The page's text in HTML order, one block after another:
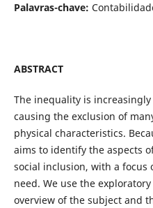
Palavras-chave:
ABSTRACT
The inequality is
causing the exclusion of
physical characteristics.
aims to identify the aspects
social inclusion, with a focus
need. We use the
overview of the subject and